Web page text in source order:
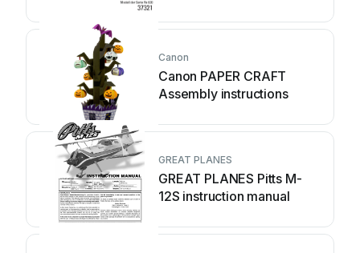
Canon
Canon PAPER CRAFT
Assembly instructions
GREAT PLANES
GREAT PLANES Pitts M-
12S instruction manual